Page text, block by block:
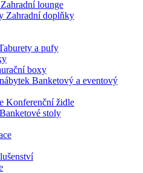
Zahradní lounge
Zahradní doplňky
a pufy
boxy
Banketový a eventový
Konferenční židle
Banketové stoly